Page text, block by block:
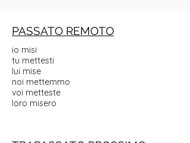
PASSATO REMOTO
io misi
tu mettesti
lui mise
noi mettemmo
voi metteste
loro misero